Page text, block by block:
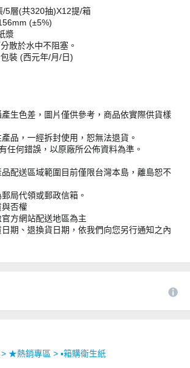
/5層(共320抽)X12提/箱
(±5%)
漿
散於水中不阻塞。
裝 (西元年/月/日)
生色差，圖片僅供參考，商品依實際供貨樣
品，一經拆封使用，恕無法退貨。
任何錯誤，以原廠所公佈資料為準。
配送區域範圍目前僅限台灣本島，離島恕不
局代領或郵政信箱。
否權
方網站配送地區為主
期、退換貨日期，依我們向您另行通知之內
> ★熱銷專區 > ▪︎箱購衛生紙